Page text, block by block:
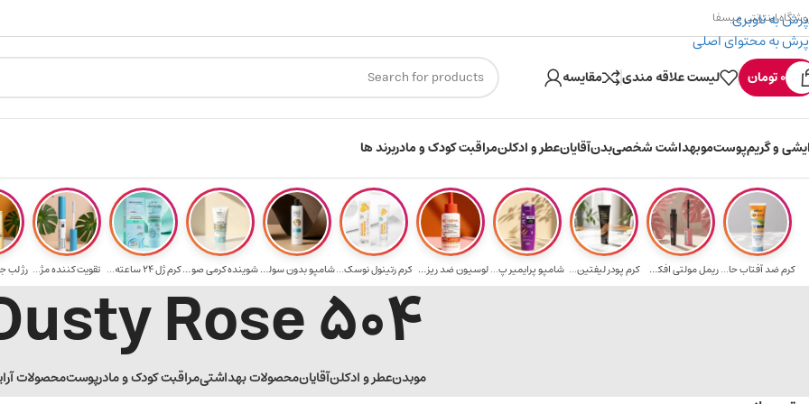
پرش به ناوبری
پرش به محتوای اصلی
ارسال رایگان برای خرید ۳.۵ میلیون به یالا ۳۰۰ میسکوین (۳۰ هزار تومن) هدیه خرید اول
اینترنتی میسفا
0تومان لیست علاقه مندی مقایسه
و گریمپوستموبهداشت شخصیبدنآقایانعطر و ادکلنمراقبت کودک و مادربرند ها
کرم ضد آفتاب حا... ریمل مولتی افکت... کرم پودر لیفتین... شامپو پرایمیر پ... لوسیون ضد ریزش ... کرم رتینول نوسک... شامپو بدون سولف... شوینده کرمی صور...کرم ژل ۲۴ ساعته... تقویت‌ کننده مژ... رژ لب 504 Dusty Rose
موبدنعطر و ادکلنآقایانمحصولات بهداشتیمراقبت کودک و مادرپوستمحصولات